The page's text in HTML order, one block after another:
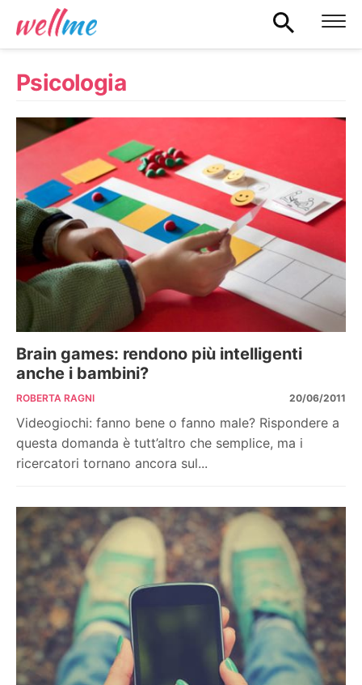
Psicologia
Brain games: rendono più intelligenti
anche i bambini?
ROBERTA RAGNI 20/06/2011
Videogiochi: fanno bene o fanno male? Rispondere a
questa domanda è tutt’altro che semplice, ma i
ricercatori tornano ancora sul...